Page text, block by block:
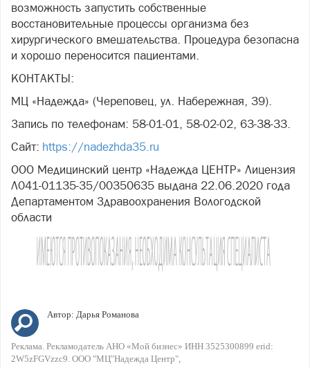
возможность запустить собственные
восстановительные процессы организма без
хирургического вмешательства. Процедура безопасна
и хорошо переносится пациентами.
КОНТАКТЫ:
МЦ «Надежда» (Череповец, ул. Набережная, 39).
Запись по телефонам: 58-01-01, 58-02-02, 63-38-33.
Сайт: https://nadezhda35.ru
ООО Медицинский центр «Надежда ЦЕНТР» Лицензия
Л041-01135-35/00350635 выдана 22.06.2020 года
Департаментом Здравоохранения Вологодской
области
Автор: Дарья Романова
Реклама. Рекламодатель АНО «Мой бизнес» ИНН 3525300899 erid:
2W5zFGVzzc9. ООО "МЦ"Надежда Центр"